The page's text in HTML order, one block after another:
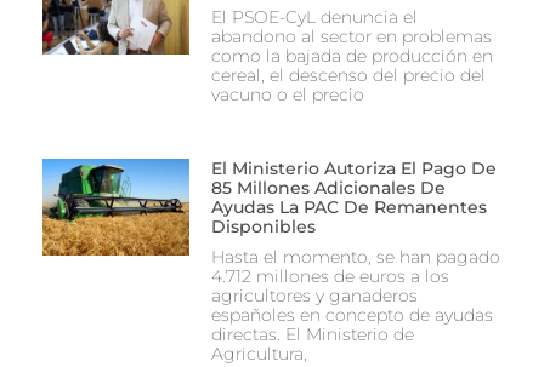
El PSOE-CyL denuncia el
abandono al sector en problemas
como la bajada de producción en
cereal, el descenso del precio del
vacuno o el precio
El Ministerio Autoriza El Pago De
85 Millones Adicionales De
Ayudas La PAC De Remanentes
Disponibles
Hasta el momento, se han pagado
4.712 millones de euros a los
agricultores y ganaderos
españoles en concepto de ayudas
directas. El Ministerio de
Agricultura,